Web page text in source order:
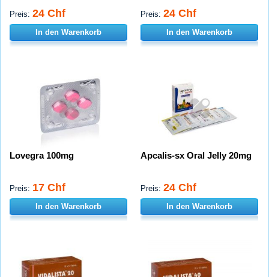
Preis: 24 Chf
In den Warenkorb
Preis: 24 Chf
In den Warenkorb
Lovegra 100mg
Preis: 17 Chf
In den Warenkorb
Apcalis-sx Oral Jelly 20mg
Preis: 24 Chf
In den Warenkorb